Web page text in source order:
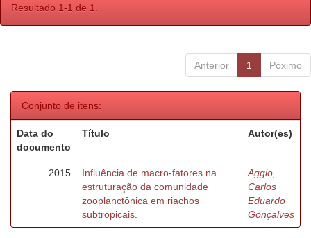
Resultado 1-1 de 1.
Anterior 1 Póximo
Conjunto de itens:
Data do
documento
Título Autor(es)
2015
Influência de macro-fatores na
estruturação da comunidade
zooplanctônica em riachos
subtropicais.
Aggio,
Carlos
Eduardo
Gonçalves